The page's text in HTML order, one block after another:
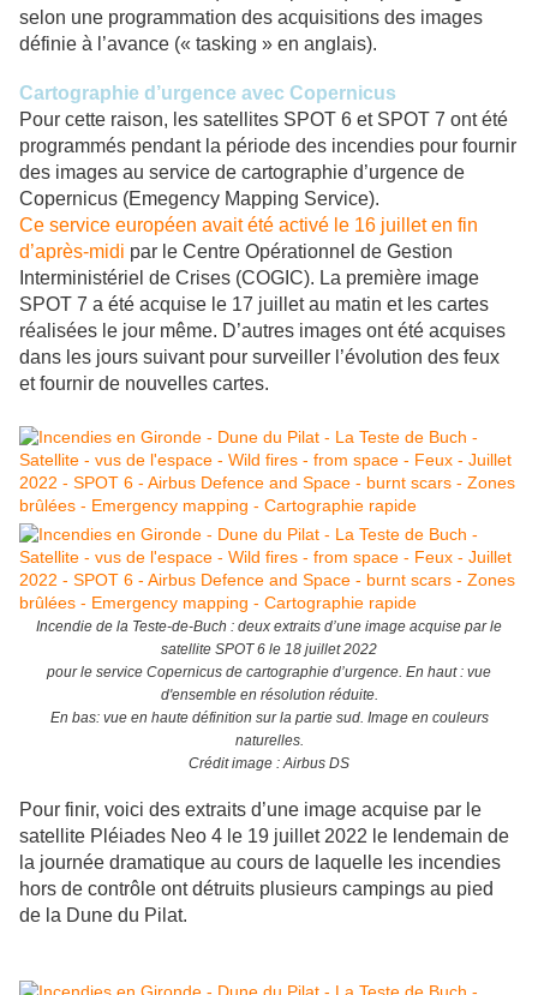
selon une programmation des acquisitions des images
définie à l’avance (« tasking » en anglais).
Cartographie d’urgence avec Copernicus
Pour cette raison, les satellites SPOT 6 et SPOT 7 ont été
programmés pendant la période des incendies pour fournir
des images au service de cartographie d’urgence de
Copernicus (Emegency Mapping Service).
Ce service européen avait été activé le 16 juillet en fin
d’après-midi par le Centre Opérationnel de Gestion
Interministériel de Crises (COGIC). La première image
SPOT 7 a été acquise le 17 juillet au matin et les cartes
réalisées le jour même. D’autres images ont été acquises
dans les jours suivant pour surveiller l’évolution des feux
et fournir de nouvelles cartes.
Incendie de la Teste-de-Buch : deux extraits d’une image acquise par le
satellite SPOT 6 le 18 juillet 2022
pour le service Copernicus de cartographie d’urgence. En haut : vue
d'ensemble en résolution réduite.
En bas: vue en haute définition sur la partie sud. Image en couleurs
naturelles.
Crédit image : Airbus DS
Pour finir, voici des extraits d’une image acquise par le
satellite Pléiades Neo 4 le 19 juillet 2022 le lendemain de
la journée dramatique au cours de laquelle les incendies
hors de contrôle ont détruits plusieurs campings au pied
de la Dune du Pilat.